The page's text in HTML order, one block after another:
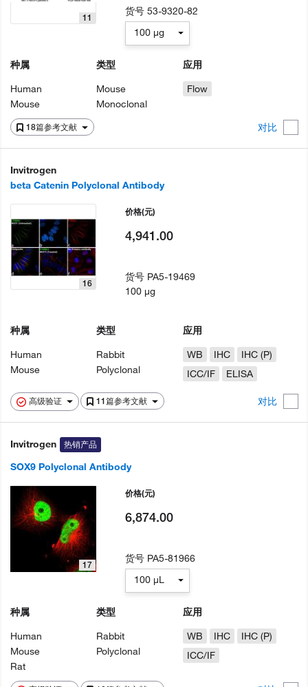
18篇参考文献 对比
11
种属
Human
Mouse
类型
Mouse
Monoclonal
应用
Flow
货号53-9320-82
100 µg
Invitrogen
beta Catenin Polyclonal Antibody
高级验证 11篇参考文献 对比
16
种属
Human
Mouse
类型
Rabbit
Polyclonal
应用
WB
IHC
IHC (P)
ICC/IF
ELISA
价格(元)
4,941.00
货号 PA5-19469
100 µg
Invitrogen 热销产品
SOX9 Polyclonal Antibody
17
种属
Human
Mouse
Rat
类型
Rabbit
Polyclonal
应用
WB
IHC
IHC (P)
ICC/IF
价格(元)
6,874.00
货号 PA5-81966
100 µL